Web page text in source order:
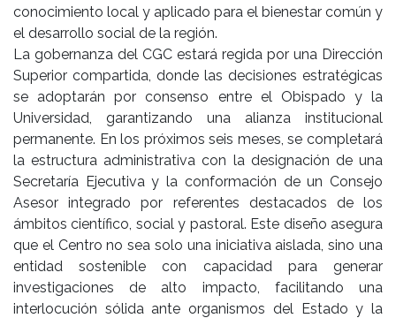
conocimiento local y aplicado para el bienestar común y
el desarrollo social de la región.
La gobernanza del CGC estará regida por una Dirección
Superior compartida, donde las decisiones estratégicas
se adoptarán por consenso entre el Obispado y la
Universidad, garantizando una alianza institucional
permanente. En los próximos seis meses, se completará
la estructura administrativa con la designación de una
Secretaría Ejecutiva y la conformación de un Consejo
Asesor integrado por referentes destacados de los
ámbitos científico, social y pastoral. Este diseño asegura
que el Centro no sea solo una iniciativa aislada, sino una
entidad sostenible con capacidad para generar
investigaciones de alto impacto, facilitando una
interlocución sólida ante organismos del Estado y la